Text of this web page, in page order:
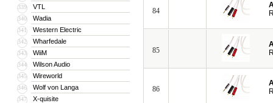
339 VTL
340 Wadia
341 Western Electric
342 Wharfedale
343 WiiM
344 Wilson Audio
345 Wireworld
346 Wolf von Langa
347 X-quisite
84
85
86